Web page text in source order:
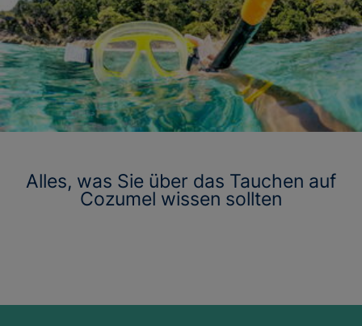
Alles, was Sie über das Tauchen auf
Cozumel wissen sollten